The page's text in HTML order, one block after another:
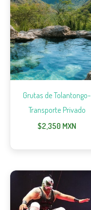
Grutas de Tolantongo-
Transporte Privado
$2,350 MXN